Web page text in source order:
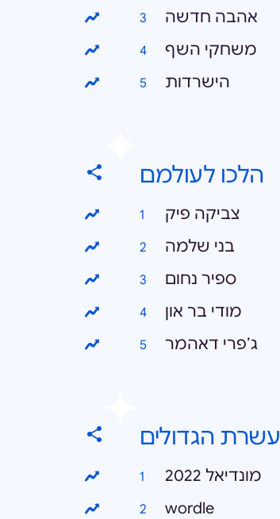
אהבה חדשה
משחקי השף
הישרדות
הלכו לעולמם
צביקה פיק
בני שלמה
ספיר נחום
מודי בר און
ג׳פרי דאהמר
עשרת הגדולים
מונדיאל 2022
wordle